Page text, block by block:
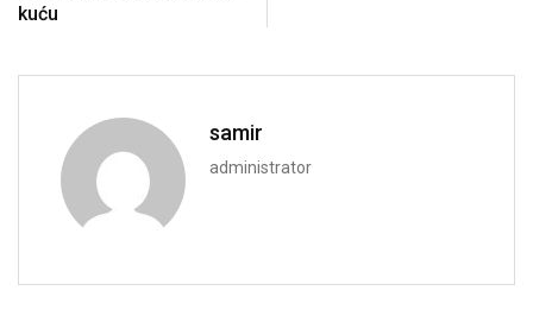
kuću
samir
administrator